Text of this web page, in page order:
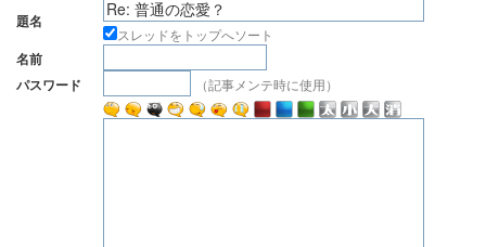
題名
スレッドをトップへソート
名前
パスワード
（記事メンテ時に使用）